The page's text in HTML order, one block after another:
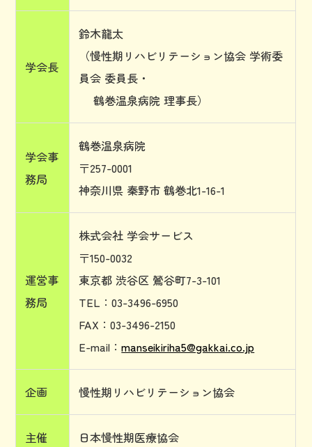
学会長
鈴木龍太
（慢性期リハビリテーション協会 学術委
員会 委員長・
鶴巻温泉病院 理事長）
学会事
務局
鶴巻温泉病院
〒257-0001
神奈川県 秦野市 鶴巻北1-16-1
運営事
務局
株式会社 学会サービス
〒150-0032
東京都 渋谷区 鶯谷町7-3-101
TEL：03-3496-6950
FAX：03-3496-2150
E-mail：manseikiriha5@gakkai.co.jp
企画 慢性期リハビリテーション協会
主催 日本慢性期医療協会